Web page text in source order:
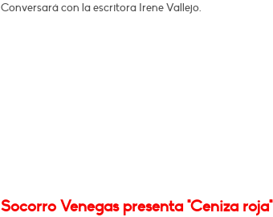
Conversará con la escritora Irene Vallejo.
Socorro Venegas presenta "Ceniza roja"